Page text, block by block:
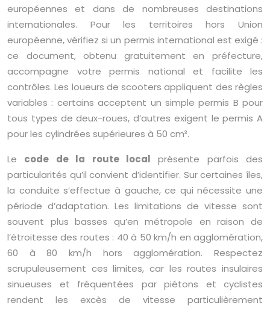
européennes et dans de nombreuses destinations
internationales. Pour les territoires hors Union
européenne, vérifiez si un permis international est exigé :
ce document, obtenu gratuitement en préfecture,
accompagne votre permis national et facilite les
contrôles. Les loueurs de scooters appliquent des règles
variables : certains acceptent un simple permis B pour
tous types de deux-roues, d’autres exigent le permis A
pour les cylindrées supérieures à 50 cm³.
Le code de la route local présente parfois des
particularités qu’il convient d’identifier. Sur certaines îles,
la conduite s’effectue à gauche, ce qui nécessite une
période d’adaptation. Les limitations de vitesse sont
souvent plus basses qu’en métropole en raison de
l’étroitesse des routes : 40 à 50 km/h en agglomération,
60 à 80 km/h hors agglomération. Respectez
scrupuleusement ces limites, car les routes insulaires
sinueuses et fréquentées par piétons et cyclistes
rendent les excès de vitesse particulièrement